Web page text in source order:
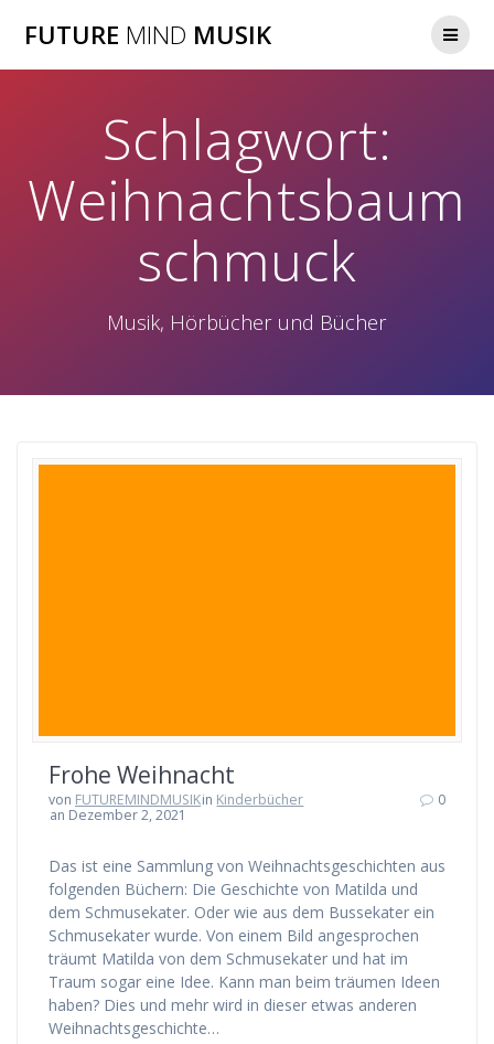
Inhalt
FUTURE MIND MUSIK
Schlagwort:
Weihnachtsbaum
schmuck
Musik, Hörbücher und Bücher
Frohe Weihnacht
von FUTUREMINDMUSIKin Kinderbücher
an Dezember 2, 2021
0
Das ist eine Sammlung von Weihnachtsgeschichten aus
folgenden Büchern: Die Geschichte von Matilda und
dem Schmusekater. Oder wie aus dem Bussekater ein
Schmusekater wurde. Von einem Bild angesprochen
träumt Matilda von dem Schmusekater und hat im
Traum sogar eine Idee. Kann man beim träumen Ideen
haben? Dies und mehr wird in dieser etwas anderen
Weihnachtsgeschichte…